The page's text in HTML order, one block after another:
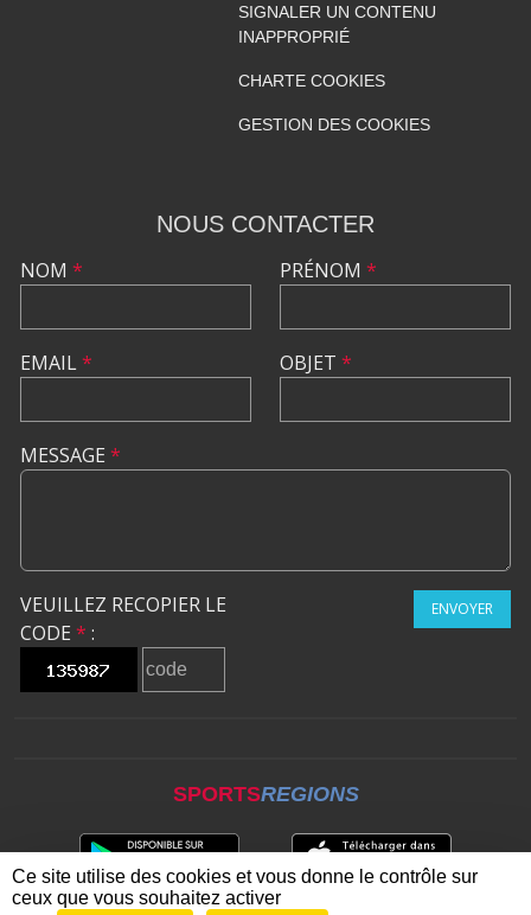
SIGNALER UN CONTENU
INAPPROPRIÉ
CHARTE COOKIES
GESTION DES COOKIES
NOUS CONTACTER
NOM *
EMAIL*
PRÉNOM *
OBJET *
MESSAGE *
VEUILLEZ RECOPIER LE
CODE * :
ENVOYER
SPORTSREGIONS
Ce site utilise des cookies et vous donne le contrôle sur
ceux que vous souhaitez activer